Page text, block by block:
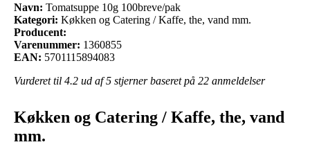
Navn: Tomatsuppe 10g 100breve/pak
Kategori: Køkken og Catering / Kaffe, the, vand mm.
Producent:
Varenummer: 1360855
EAN: 5701115894083
Vurderet til 4.2 ud af 5 stjerner baseret på 22 anmeldelser
Køkken og Catering / Kaffe, the, vand
mm.